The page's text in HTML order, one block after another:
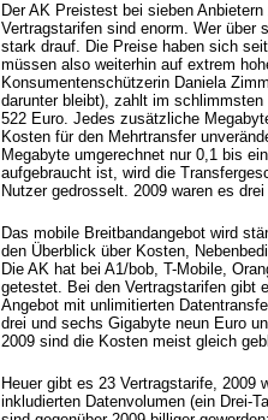
Der AK Preistest bei sieben
Vertragstarifen sind enorm. Wer über
stark drauf. Die Preise haben sich
müssen also weiterhin auf extrem
Konsumentenschützerin Daniela
darunter bleibt), zahlt im
522 Euro. Jedes zusätzliche
Kosten für den Mehrtransfer
Megabyte umgerechnet nur 0,1 bis
aufgebraucht ist, wird die
Nutzer gedrosselt. 2009 waren es drei
Das mobile Breitbandangebot wird
den Überblick über Kosten,
Die AK hat bei A1/bob, T-Mobile,
getestet. Bei den Vertragstarifen gibt
Angebot mit unlimitierten
drei und sechs Gigabyte neun Euro
2009 sind die Kosten meist gleich
Heuer gibt es 23 Vertragstarife, 2009
inkludierten Datenvolumen (ein Drei-